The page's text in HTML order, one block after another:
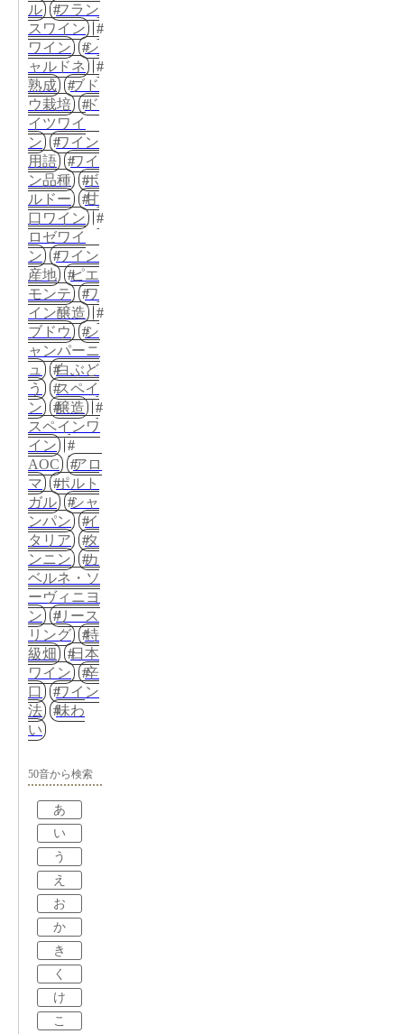
ル
フラン
スワイン
ワイン
シ
ャルドネ
熟成
ブド
ウ栽培
ド
イツワイ
ン
ワイン
用語
ワイ
ン品種
ボ
ルドー
甘
口ワイン
ロゼワイ
ン
ワイン
産地
ピエ
モンテ
ワ
イン醸造
ブドウ
シ
ャンパーニ
ュ
白ぶど
う
スペイ
ン
醸造
スペインワ
イン
AOC
アロ
マ
ポルト
ガル
シャ
ンパン
イ
タリア
タ
ンニン
カ
ベルネ・ソ
ーヴィニヨ
ン
リース
リング
特
級畑
日本
ワイン
辛
口
ワイン
法
味わ
い
50音から検索
あ
い
う
え
お
か
き
く
け
こ